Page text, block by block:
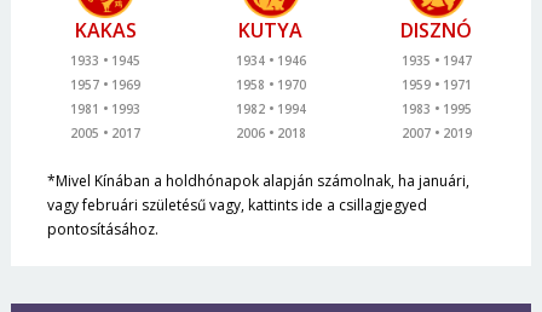
KAKAS
1933
1945
1957
1969
1981
1993
2005
2017
KUTYA
1934
1946
1958
1970
1982
1994
2006
2018
DISZNÓ
1935
1947
1959
1971
1983
1995
2007
2019
*Mivel Kínában a holdhónapok alapján számolnak, ha januári,
vagy februári születésű vagy, kattints ide a csillagjegyed
pontosításához.